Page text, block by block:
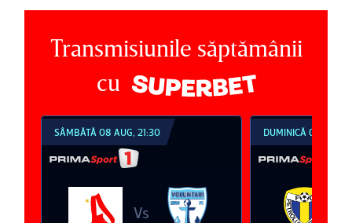
Transmisiunile săptămânii
cu
SÂMBĂTĂ 08 AUG, 21:30
Vs
DUMINICĂ 09 AUG,